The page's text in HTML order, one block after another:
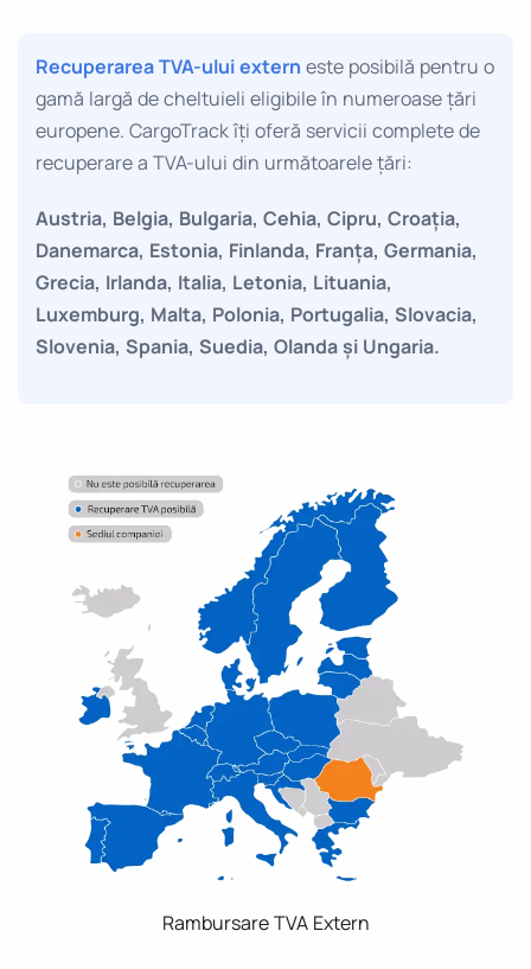
Recuperarea TVA-ului extern este posibilă pentru o
gamă largă de cheltuieli eligibile în numeroase țări
europene. CargoTrack îți oferă servicii complete de
recuperare a TVA-ului din următoarele țări:
Austria, Belgia, Bulgaria, Cehia, Cipru, Croația,
Danemarca, Estonia, Finlanda, Franța, Germania,
Grecia, Irlanda, Italia, Letonia, Lituania,
Luxemburg, Malta, Polonia, Portugalia, Slovacia,
Slovenia, Spania, Suedia, Olanda și Ungaria.
Rambursare TVA Extern